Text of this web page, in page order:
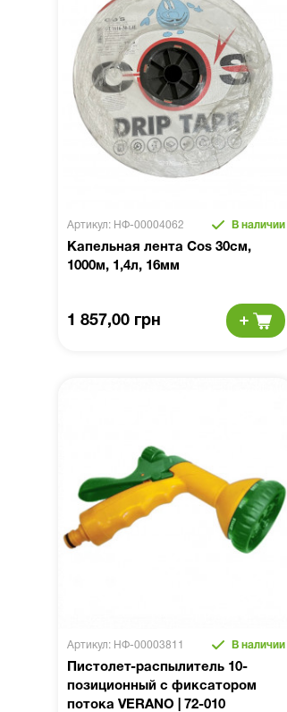
Артикул: НФ-00004062 В наличии
Капельная лента Cos 30см,
1000м, 1,4л, 16мм
1 857,00 грн
Артикул: НФ-00003811 В наличии
Пистолет-распылитель 10-
позиционный с фиксатором
потока VERANO | 72-010